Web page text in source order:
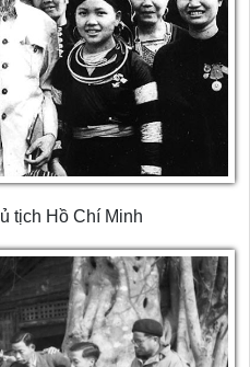
tịch Hồ Chí Minh